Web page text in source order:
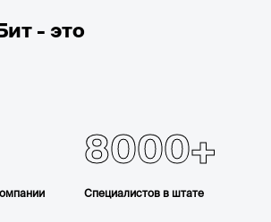
- это
8000
Специалистов в штате